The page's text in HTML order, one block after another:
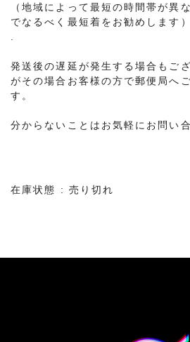
（地域によって最短の時間帯が異
でなるべく最短着をお勧めします）
発送後の遅延が発生する場合もご
がその場合お客様の方で郵便局へ
す。
分からないことはお気軽にお問い
在庫状態 : 売り切れ